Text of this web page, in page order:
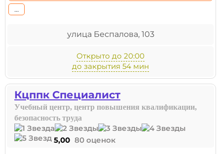
...
улица Беспалова, 103
Открыто до 20:00
до закрытия 54 мин
Кцппк Специалист
Учебный центр, центр повышения квалификации,
безопасность труда
5,00 80 оценок